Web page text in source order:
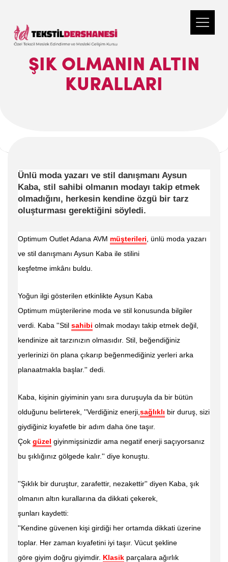
ŞIK OLMANIN ALTIN
KURALLARI
Ünlü moda yazarı ve stil danışmanı Aysun
Kaba, stil sahibi olmanın modayı takip etmek
olmadığını, herkesin kendine özgü bir tarz
oluşturması gerektiğini söyledi.
Optimum Outlet Adana AVM müşterileri , ünlü moda yazarı
ve stil danışmanı Aysun Kaba ile stilini
keşfetme imkânı buldu.
Yoğun ilgi gösterilen etkinlikte Aysun Kaba
Optimum müşterilerine moda ve stil konusunda bilgiler
verdi. Kaba ''Stil sahibi olmak modayı takip etmek değil,
kendinize ait tarzınızın olmasıdır. Stil, beğendiğiniz
yerlerinizi ön plana çıkarıp beğenmediğiniz yerleri arka
planaatmakla başlar.'' dedi.
Kaba, kişinin giyiminin yanı sıra duruşuyla da bir bütün
olduğunu belirterek, ''Verdiğiniz enerji, sağlıklı bir duruş, sizi
giydiğiniz kıyafetle bir adım daha öne taşır.
Çok güzel giyinmişsinizdir ama negatif enerji saçıyorsanız
bu şıklığınız gölgede kalır.'' diye konuştu.
''Şıklık bir duruştur, zarafettir, nezakettir'' diyen Kaba, şık
olmanın altın kurallarına da dikkati çekerek,
şunları kaydetti:
''Kendine güvenen kişi girdiği her ortamda dikkati üzerine
toplar. Her zaman kıyafetini iyi taşır. Vücut şekline
göre giyim doğru giyimdir. Klasik parçalara ağırlık